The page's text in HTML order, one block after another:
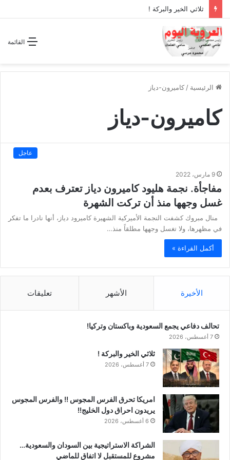
ثلاثي الخير والبركة !
القائمة
الرئيسية / كاميرون-دياز
كاميرون-دياز
عاجل
9 مارس، 2022
مفاجأة. نجمة هليود كاميرون دياز تعترف بعدم
غسل وجهها منذ أن تركت الشهرة
منال مبروك كشفت النجمة الأميركية الشهيرة كاميرود دياز، أنها نادرا ما تفكر
في مظهرها، ولا تغسل وجهها مطلقاً منذ…
أكمل القراءة »
الأخيرة الأشهر تعليقات
تحالف دفاعي يجمع السعودية وباكستان وتركيا!
7 أغسطس، 2026
ثلاثي الخير والبركة !
7 أغسطس، 2026
امريكا تحرق الفرس المجوس !! والفرس المجوس
يريدون احراق دول الخليج!!
6 أغسطس، 2026
الشراكة الاستراتيجية بين السودان والسعودية…
مشروع للمستقبل لا اتفاق للماضي